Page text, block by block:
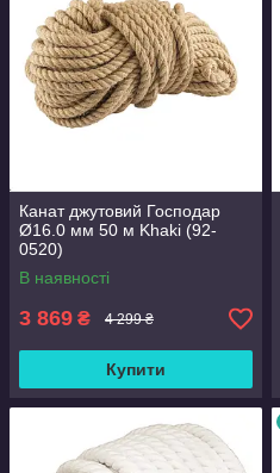
Канат джутовий Господар
Ø16.0 мм 50 м Khaki (92-
0520)
В наявності
3 869 ₴ 4 299 ₴
Купити